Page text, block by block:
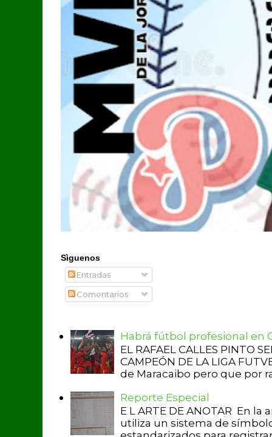
Sìguenos
Entradas
Comentarios
Habrá fútbol profesional en
EL RAFAEL CALLES PINTO
CAMPEÓN DE LA LIGA
de Maracaibo pero que por
Reporte Especial
E L ARTE DE ANOTAR En
utiliza un sistema de